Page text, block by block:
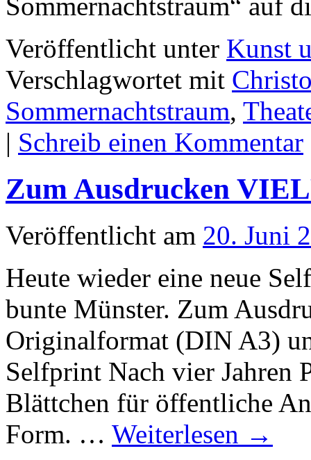
Veröffentlicht unter Kunst
Verschlagwortet mit
Sommernachtstraum,
| Schreib einen Kommentar
Zum Ausdrucken
Veröffentlicht am 20. Juni
Heute wieder eine neue
bunte Münster. Zum
Originalformat (DIN A3)
Selfprint Nach vier Jahren
Blättchen für öffentliche
Form. … Weiterlesen →